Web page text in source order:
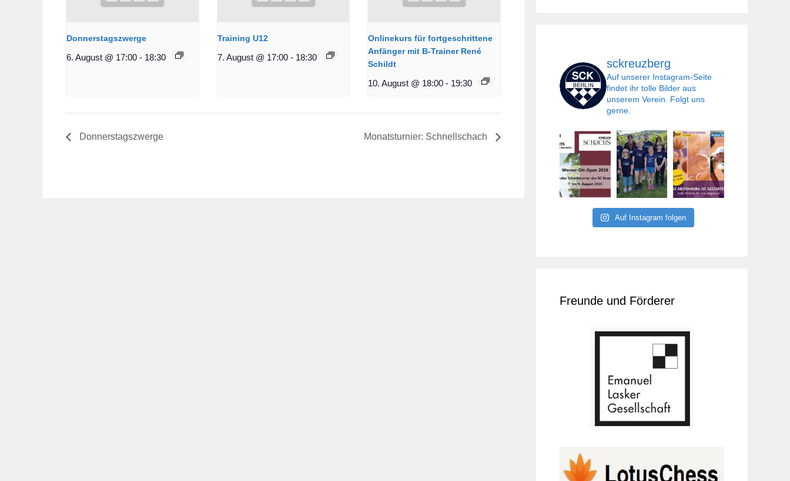
Donnerstagszwerge
6. August @ 17:00 - 18:30
Training U12
7. August @ 17:00 - 18:30
Onlinekurs für fortgeschrittene
Anfänger mit B-Trainer René
Schildt
10. August @ 18:00 - 19:30
Donnerstagszwerge Monatsturnier: Schnellschach
sckreuzberg
Auf unserer Instagram-Seite
findet ihr tolle Bilder aus
unserem Verein. Folgt uns
gerne.
Auf Instagram folgen
Freunde und Förderer